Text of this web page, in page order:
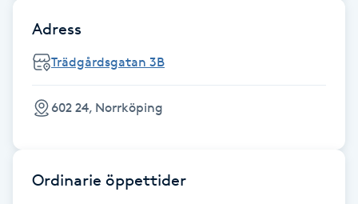
Gravidmassage
Gravidyoga
Gua Sha-massage
Adress
Trädgårdsgatan 3B
602 24, Norrköping
Ordinarie öppettider